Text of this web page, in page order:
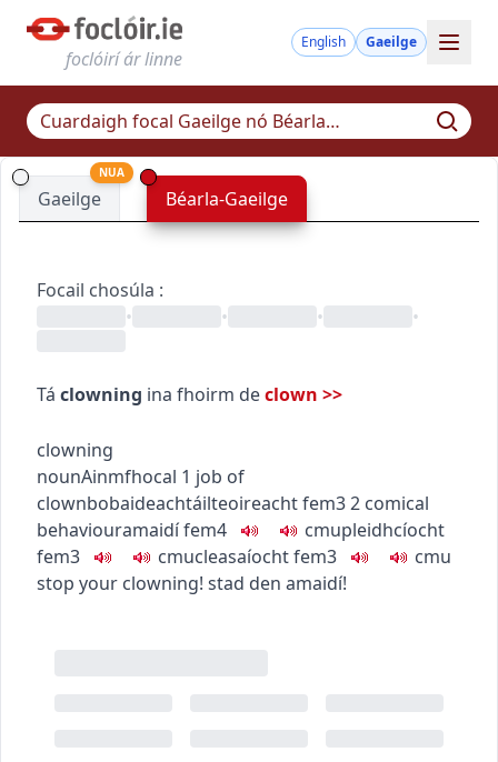
foclóirí ár linne
English Gaeilge
Gaeilge
NUA
Béarla-Gaeilge
Focail chosúla :
•
• • •
Tá clowning ina fhoirm declown >>
clowning
nounAinmfhocal 1 job of
clownbobaideachtáilteoireachtfem32 comical
behaviouramaidífem4 cmupleidhcíocht
fem3
cmucleasaíochtfem3 cmu
stop your clowning! stad den amaidí!